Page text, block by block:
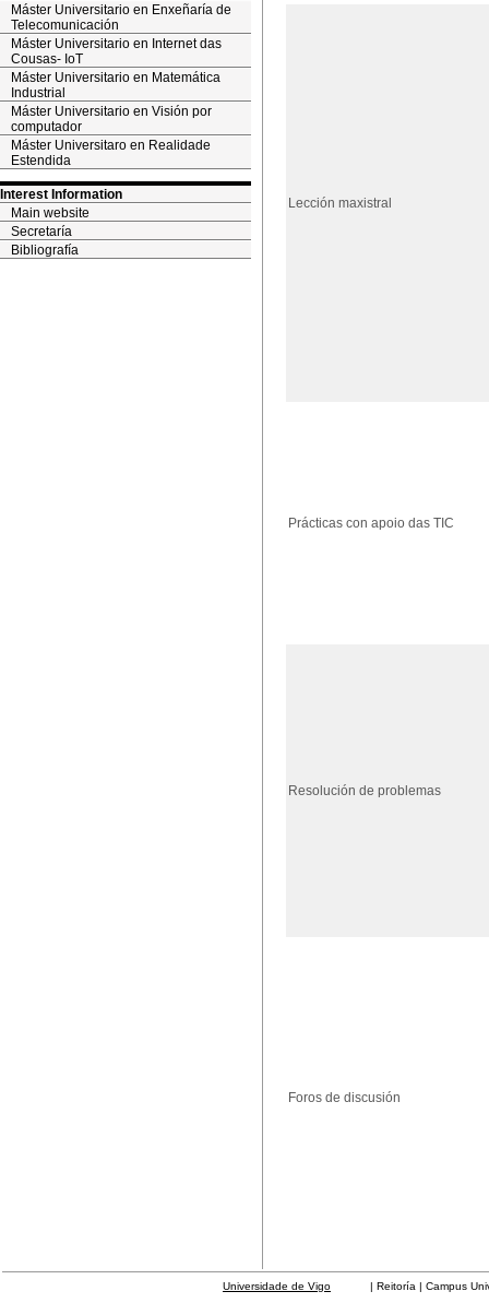
Máster Universitario en Enxeñaría de
Telecomunicación
Máster Universitario en Internet das
Cousas- IoT
Máster Universitario en Matemática
Industrial
Máster Universitario en Visión por
computador
Máster Universitaro en Realidade
Estendida
Interest Information
Main website
Secretaría
Bibliografía
Lección maxistral
Prácticas con apoio das TIC
Resolución de problemas
Foros de discusión
Universidade de Vigo | Reitoría | Campus